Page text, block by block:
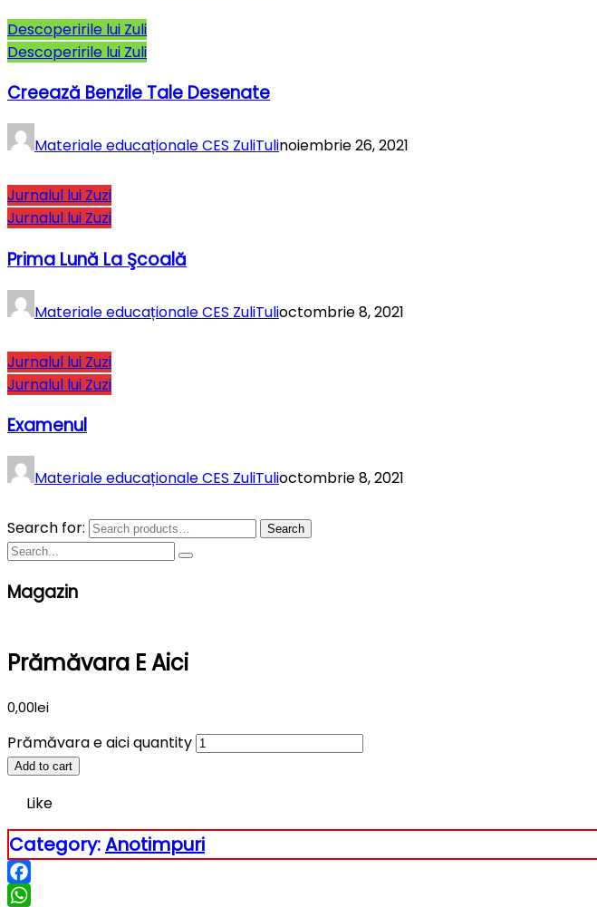
Descoperirile lui Zuli
Descoperirile lui Zuli
Creează Benzile Tale Desenate
Materiale educaționale CES ZuliTulinoiembrie 26, 2021
Jurnalul lui Zuzi
Jurnalul lui Zuzi
Prima Lună La Şcoală
Materiale educaționale CES ZuliTulioctombrie 8, 2021
Jurnalul lui Zuzi
Jurnalul lui Zuzi
Examenul
Materiale educaționale CES ZuliTulioctombrie 8, 2021
Search for: Search
Magazin
Prămăvara E Aici
0,00lei
Prămăvara e aici quantity
Add to cart
Like
Category:Anotimpuri
Facebook